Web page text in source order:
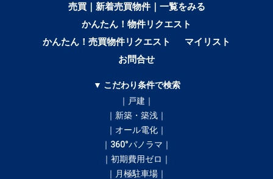
売買｜新着売買物件｜一覧をみる
かんたん！物件リクエスト
かんたん！売買物件リクエスト
マイリスト
お問合せ
▼ こだわり条件で検索
｜戸建｜
｜新築・築浅｜
｜オール電化｜
｜360°パノラマ｜
｜初期費用ゼロ｜
｜月極駐車場｜